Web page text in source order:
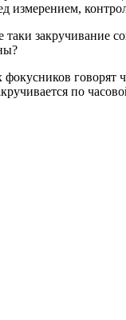
измерением,
таки закручивание
говорят
по